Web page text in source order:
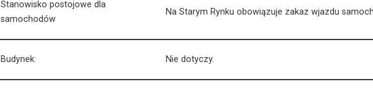
Stanowisko postojowe dla
samochodów
Na Starym Rynku obowiązuje zakaz wjazdu
Budynek: Nie dotyczy.